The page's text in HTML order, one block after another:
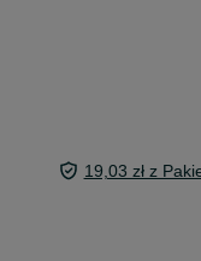
19,03 zł z